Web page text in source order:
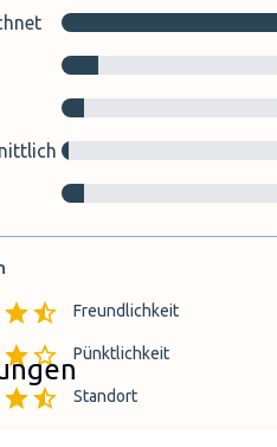
Freundlichkeit
Pünktlichkeit
Standort